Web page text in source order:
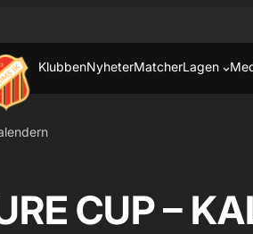
KlubbenNyheterMatcherLagen
CUP –